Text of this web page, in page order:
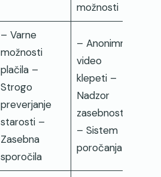
možnosti
– Varne
možnosti
plačila –
Strogo
preverjanje
starosti –
Zasebna
sporočila
– Anonimni
video
klepeti –
Nadzor
zasebnosti
– Sistem
poročanja